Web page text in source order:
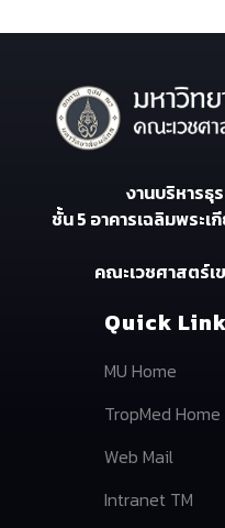
งานบริหารธุ
ชั้น 5 อาคารเฉลิมพระ
คณะเวชศาสตร์
Quick
MU Home
TropMed Home
Web Mail
Intranet TM